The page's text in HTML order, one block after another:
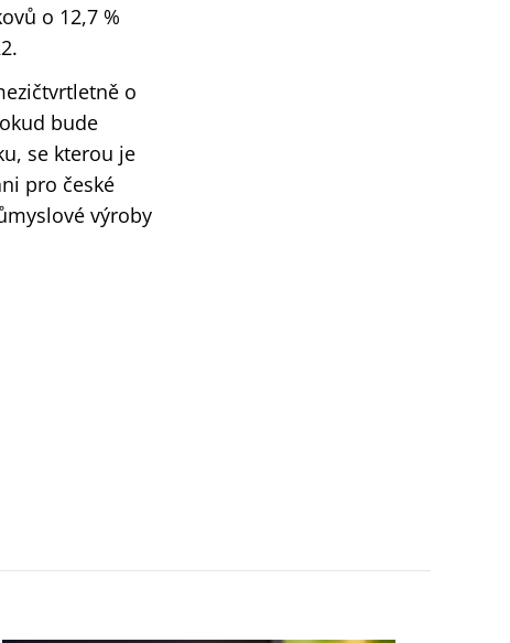
o 12,7 %
o
bude
se kterou je
pro české
výroby